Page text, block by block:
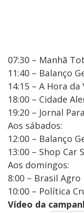
07:30 – Manhã
11:40 – Balanço
14:15 – A Hora
18:00 – Cidade
19:20 – Jornal
Aos sábados:
12:00 – Balanço
13:00 – Shop Car
Aos domingos:
8:00 – Brasil Agro
10:00 – Política
Vídeo da